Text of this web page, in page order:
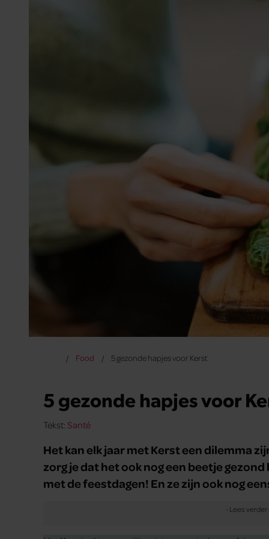
Food 5 gezonde hapjes voor Kerst
5 gezonde hapjes voor
Tekst: Santé
Het kan elk jaar met Kerst een dilemma
zorg je dat het ook nog een beetje
met de feestdagen! En ze zijn ook nog